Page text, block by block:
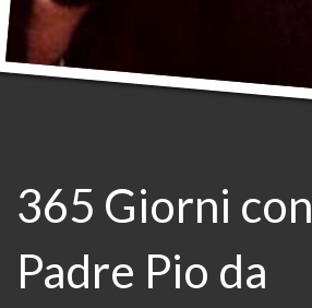
365 Giorni con
Padre Pio da